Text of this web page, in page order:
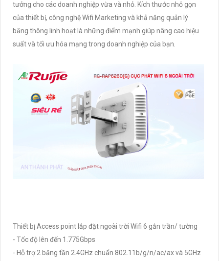
tưởng cho các doanh nghiệp vừa và nhỏ. Kích thước nhỏ gọn
của thiết bị, công nghệ Wifi Marketing và khả năng quản lý
băng thông linh hoạt là những điểm mạnh giúp nâng cao hiệu
suất và tối ưu hóa mạng trong doanh nghiệp của bạn.
Thiết bị Access point lắp đặt ngoài trời Wifi 6 gắn trần/ tường
- Tốc độ lên đến 1.775Gbps
- Hỗ trợ 2 băng tần 2.4GHz chuẩn 802.11b/g/n/ac/ax và 5GHz